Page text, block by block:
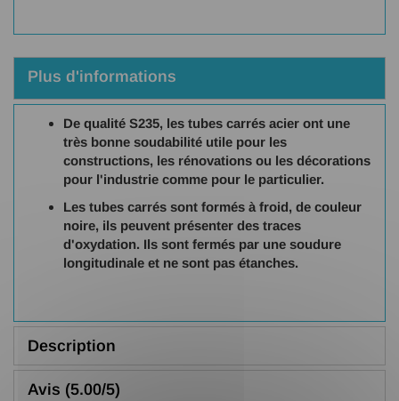
Plus d'informations
De qualité S235, les tubes carrés acier ont une
très bonne soudabilité utile pour les
constructions, les rénovations ou les décorations
pour l'industrie comme pour le particulier.
Les tubes carrés sont formés à froid, de couleur
noire, ils peuvent présenter des traces
d'oxydation. Ils sont fermés par une soudure
longitudinale et ne sont pas étanches.
Description
Avis (5.00/5)